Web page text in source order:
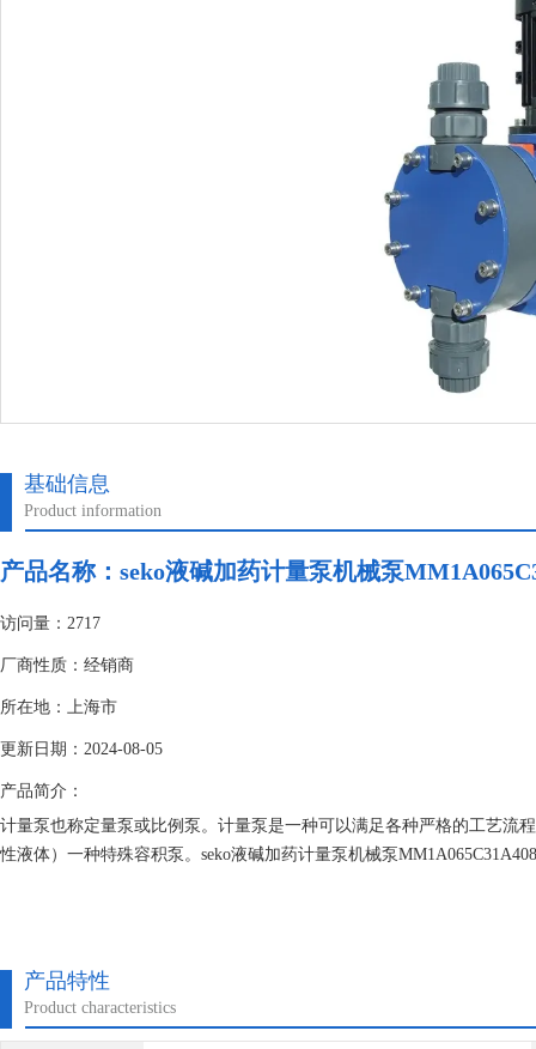
基础信息
Product information
产品名称： seko液碱加药计量泵机械泵
访问量：2717
厂商性质：经销商
所在地：上海市
更新日期：2024-08-05
产品简介：
计量泵也称定量泵或比例泵。计量泵是一种可以满足各种严格的工艺流
性液体）一种特殊容积泵。seko液碱加药计量泵机械泵
产品特性
Product characteristics